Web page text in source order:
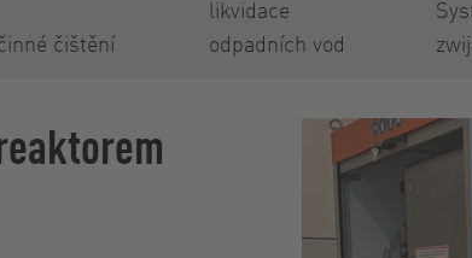
čištění
likvidace
odpadních vod